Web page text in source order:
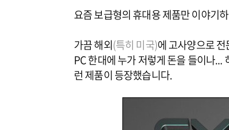
요즘 보급형의 휴대용 제품만 이야기
가끔 해외(특히 미국)에 고사양으로
PC 한대에 누가 저렇게 돈을 들이나
런 제품이 등장했습니다.